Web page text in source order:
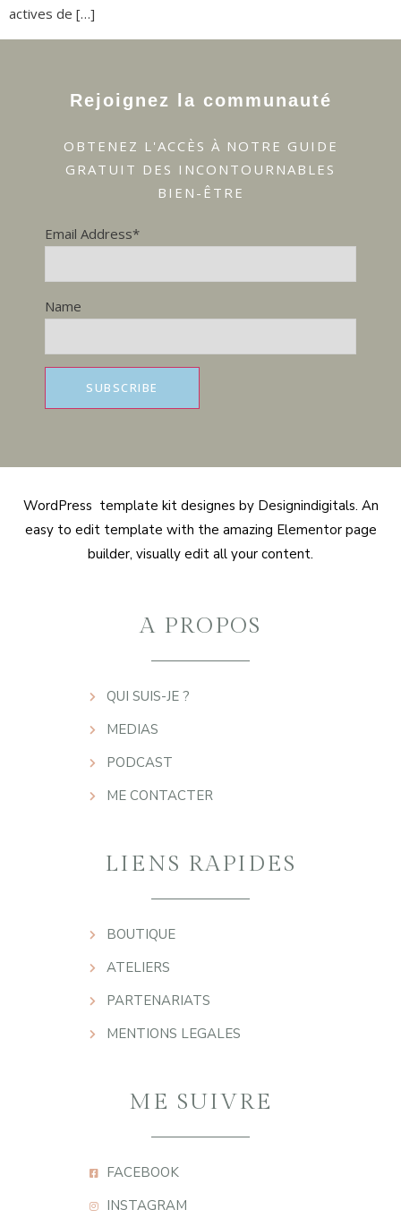
actives de […]
Rejoignez la communauté
OBTENEZ L'ACCÈS À NOTRE GUIDE
GRATUIT DES INCONTOURNABLES
BIEN-ÊTRE
Email Address*
Name
WordPress template kit designes by Designindigitals. An
easy to edit template with the amazing Elementor page
builder, visually edit all your content.
A PROPOS
QUI SUIS-JE ?
MEDIAS
PODCAST
ME CONTACTER
LIENS RAPIDES
BOUTIQUE
ATELIERS
PARTENARIATS
MENTIONS LEGALES
ME SUIVRE
FACEBOOK
INSTAGRAM